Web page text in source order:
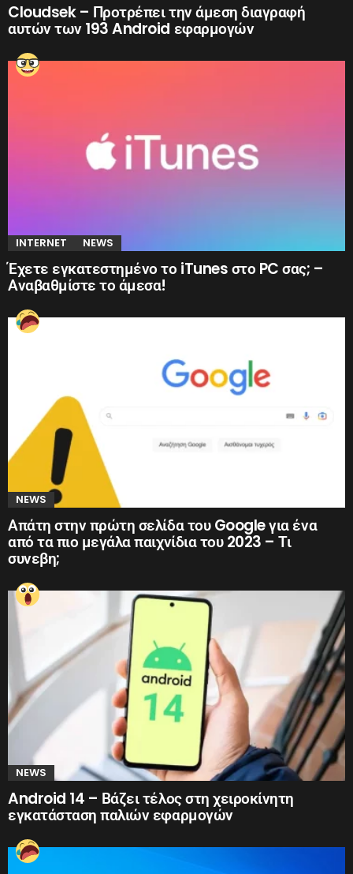
Cloudsek – Προτρέπει την άμεση διαγραφή
αυτών των 193 Android εφαρμογών
INTERNET NEWS
Έχετε εγκατεστημένο το iTunes στο PC σας; –
Αναβαθμίστε το άμεσα!
NEWS
Απάτη στην πρώτη σελίδα του Google για ένα
από τα πιο μεγάλα παιχνίδια του 2023 – Τι
συνεβη;
NEWS
Android 14 – Βάζει τέλος στη χειροκίνητη
εγκατάσταση παλιών εφαρμογών